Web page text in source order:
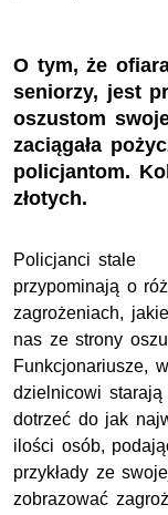
O tym, że
seniorzy, jest
oszustom
zaciągała
policjantom.
złotych.
Policjanci stale
przypominają o
zagrożeniach,
nas ze strony
Funkcjonariusze,
dzielnicowi starają
dotrzeć do jak
ilości osób,
przykłady ze
zobrazować